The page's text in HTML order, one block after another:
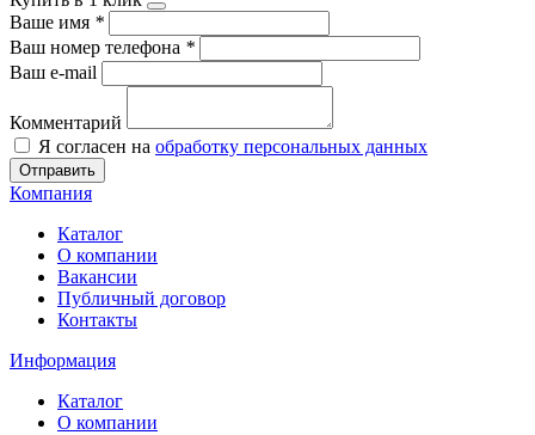
Ваше имя *
Ваш номер телефона *
Ваш e-mail
Комментарий
Я согласен на обработку персональных данных
Отправить
Компания
Каталог
О компании
Вакансии
Публичный договор
Контакты
Информация
Каталог
О компании